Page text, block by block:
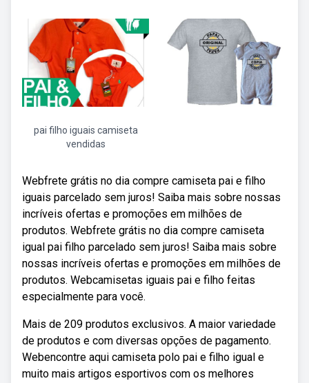
pai filho iguais camiseta
vendidas
Webfrete grátis no dia compre camiseta pai e filho
iguais parcelado sem juros! Saiba mais sobre nossas
incríveis ofertas e promoções em milhões de
produtos. Webfrete grátis no dia compre camiseta
igual pai filho parcelado sem juros! Saiba mais sobre
nossas incríveis ofertas e promoções em milhões de
produtos. Webcamisetas iguais pai e filho feitas
especialmente para você.
Mais de 209 produtos exclusivos. A maior variedade
de produtos e com diversas opções de pagamento.
Webencontre aqui camiseta polo pai e filho igual e
muito mais artigos esportivos com os melhores